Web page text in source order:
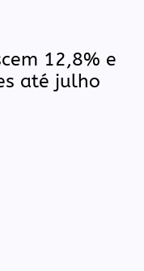
12,8% e
até julho